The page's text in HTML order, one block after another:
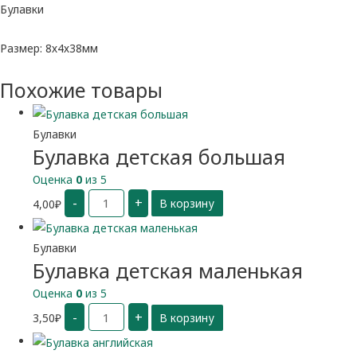
Булавки
Размер: 8х4х38мм
Похожие товары
Булавки
Булавка детская большая
Оценка 0 из 5
4,00₽ -
Количество
Булавка
детская
большая
+ В корзину
Булавки
Булавка детская маленькая
Оценка 0 из 5
3,50₽ -
Количество
Булавка
детская
маленькая
+ В корзину